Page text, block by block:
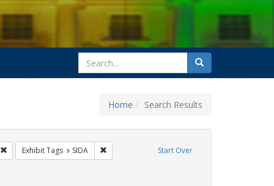
search
for
Search
Home Search Results
Start Over
Remove constraint Exhibit Tags: Immigration
Exhibit Tags SIDA Remove constraint Exhibit Tags: SIDA